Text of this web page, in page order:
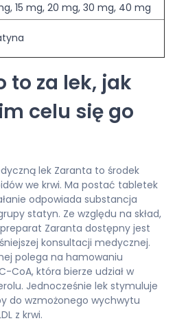
15 mg, 20 mg, 30 mg, 40 mg
to za lek, jak
celu się go
lek Zaranta to środek
we krwi. Ma postać tabletek
odpowiada substancja
statyn. Ze względu na skład,
Zaranta dostępny jest
konsultacji medycznej.
polega na hamowaniu
CoA, która bierze udział w
Jednocześnie lek stymuluje
do wzmożonego wychwytu
z krwi.